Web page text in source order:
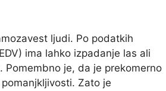
ljudi. Po podatkih
ima lahko izpadanje las ali
Pomembno je, da je prekomerno
Zato je